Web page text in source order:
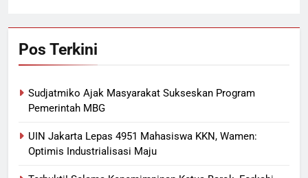
Pos Terkini
Sudjatmiko Ajak Masyarakat Sukseskan Program
Pemerintah MBG
UIN Jakarta Lepas 4951 Mahasiswa KKN, Wamen:
Optimis Industrialisasi Maju